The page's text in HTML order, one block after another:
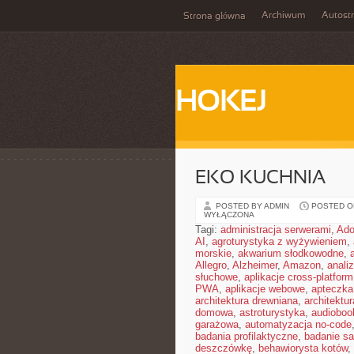
Strona główna Archiwum
HOKEJ
EKO KUCHNIA
POSTED BY ADMIN POSTED
WYŁĄCZONA
Tagi: administracja serwerami,
AI , agroturystyka z wyżywieniem,
morskie, akwarium słodkowodne,
Allegro, Alzheimer, Amazon,
słuchowe, aplikacje cross-platform
PWA, aplikacje webowe,
architektura drewniana,
domowa, astroturystyka,
garażowa, automatyzacja no-code,
badania profilaktyczne, badanie
deszczówkę, behawiorysta kotów,